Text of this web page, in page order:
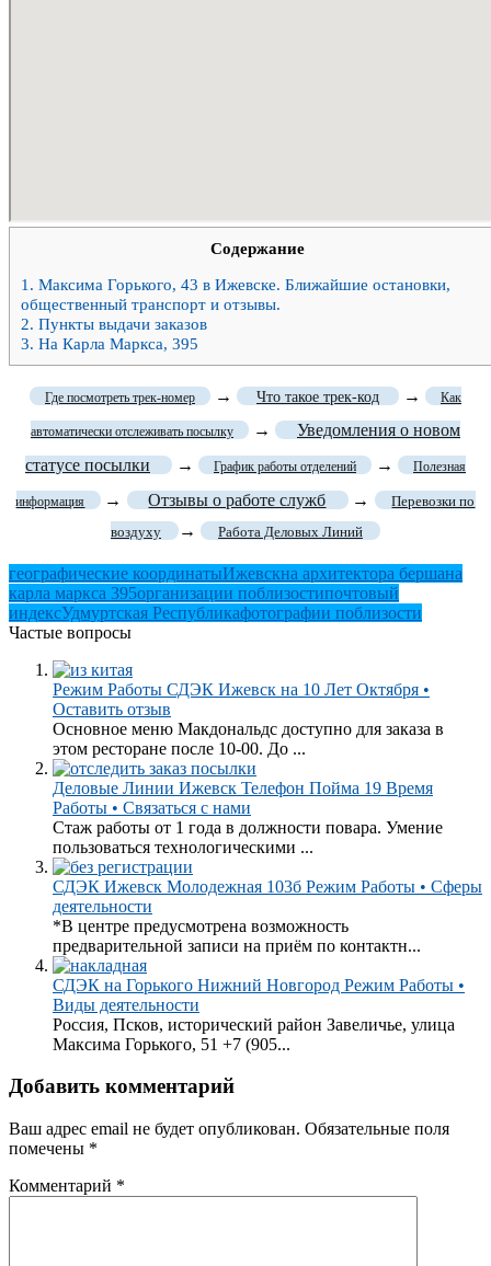
Содержание
1. Максима Горького, 43 в Ижевске. Ближайшие остановки,
общественный транспорт и отзывы.
2. Пункты выдачи заказов
3. На Карла Маркса, 395
Где посмотреть трек-номер → Что такое трек-код → Как
автоматически отслеживать посылку →
Уведомления о новом
статусе посылки
→ График работы отделений → Полезная
информация → Отзывы о работе служб →
Перевозки по
воздуху
→ Работа Деловых Линий
географические координатыИжевскна архитектора бершана
карла маркса 395организации поблизостипочтовый
индексУдмуртская Республикафотографии поблизости
Частые вопросы
Режим Работы СДЭК Ижевск на 10 Лет Октября •
Оставить отзыв
Основное меню Макдональдс доступно для заказа в
этом ресторане после 10-00. До ...
Деловые Линии Ижевск Телефон Пойма 19 Время
Работы • Связаться с нами
Стаж работы от 1 года в должности повара. Умение
пользоваться технологическими ...
СДЭК Ижевск Молодежная 103б Режим Работы • Сферы
деятельности
*В центре предусмотрена возможность
предварительной записи на приём по контактн...
СДЭК на Горького Нижний Новгород Режим Работы •
Виды деятельности
Россия, Псков, исторический район Завеличье, улица
Максима Горького, 51 +7 (905...
Добавить комментарий
Ваш адрес email не будет опубликован. Обязательные поля
помечены *
Комментарий *